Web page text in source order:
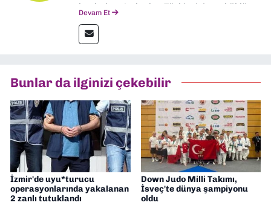
başladım. Ardından Türkiye’nin en köklü
muhabir, editör, müdür yardımcısı ve spor
müdürü olarak görev yaptım. Ayrıca Yeni
Gazetesi'nde editörlük yapıyorum
Devam Et
Bunlar da ilginizi çekebilir
İzmir'de uyu*turucu
operasyonlarında yakalanan
2 zanlı tutuklandı
Down Judo Milli Takımı,
İsveç'te dünya şampiyonu
oldu